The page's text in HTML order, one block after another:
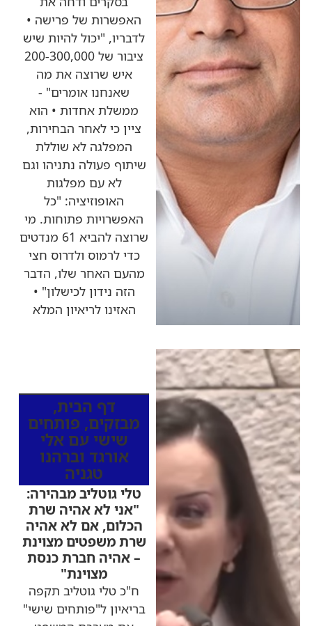
האפשרות של פרישה •
לדבריו, "יכול להיות שיש
ציבור של 200-300,000
איש שרוצה את מה
שאנחנו אומרים" -
ממשלת אחדות • הוא
ציין כי לאחר הבחירות,
המפלגה לא שוללת
שיתוף פעולה נתניהו וגם
לא עם מפלגות
האופוזיציה: "כל
האפשרויות פתוחות. מי
שרוצה להביא 61 מנדטים
כדי לרמוס ולדרוס חצי
מהעם האחר שלו, הדבר
הזה נידון לכישלון" •
האזינו לריאיון המלא
דף הבית,
מבזקים, פותחים
שישי עם אלי
אורגד וברהנו
טגניה
טלי גוטליב מבהירה:
"אני לא אהיה שרת
הכלום, אם לא אהיה
שרת משפטים מצוינת
– אהיה חברת כנסת
מצוינת"
ח"כ טלי גוטליב תקפה
בריאיון ל"פותחים שישי"